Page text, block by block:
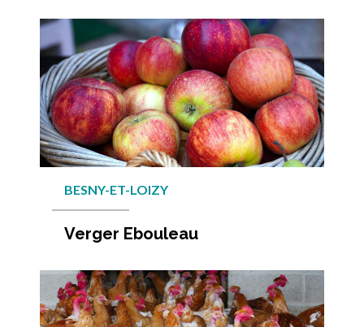
BESNY-ET-LOIZY
Verger Ebouleau